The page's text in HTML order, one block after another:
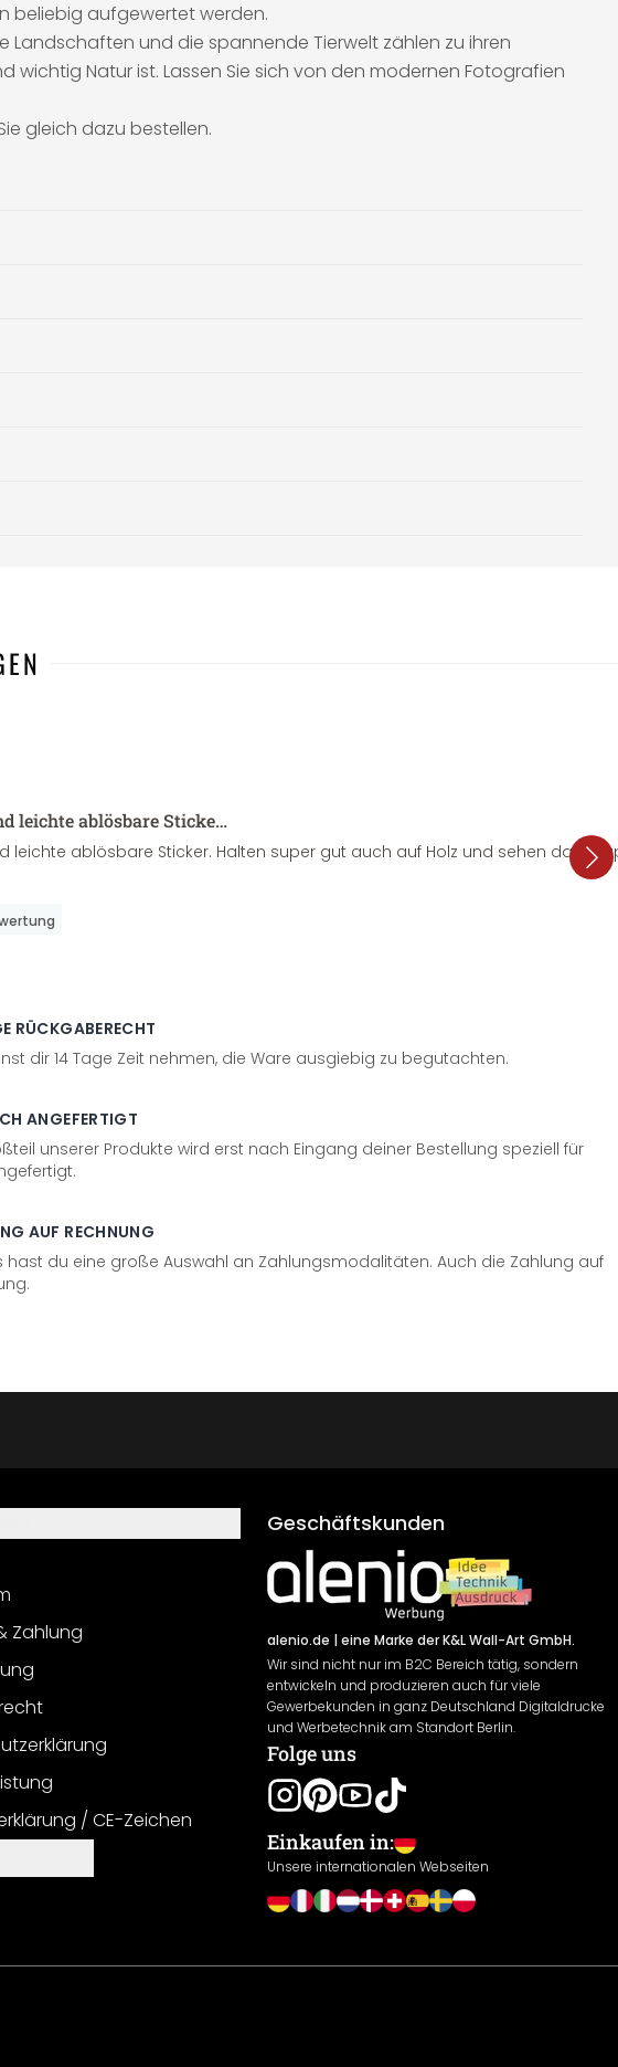
beliebig aufgewertet werden.
Landschaften und die spannende Tierwelt zählen zu ihren
Natur ist. Lassen Sie sich von den modernen Fotografien
gleich dazu bestellen.
leichte ablösbare Sticke…
leichte ablösbare Sticker. Halten super gut auch auf Holz und sehen dazu
RÜCKGABERECHT
dir 14 Tage Zeit nehmen, die Ware ausgiebig zu begutachten.
ANGEFERTIGT
unserer Produkte wird erst nach Eingang deiner Bestellung speziell für
AUF RECHNUNG
hast du eine große Auswahl an Zahlungsmodalitäten. Auch die Zahlung auf
Zahlung
/ CE-Zeichen
Geschäftskunden
alenio.de | eine Marke der K&L Wall-Art GmbH.
Wir sind nicht nur im B2C Bereich tätig, sondern
entwickeln und produzieren auch für viele
Gewerbekunden in ganz Deutschland Digitaldrucke
und Werbetechnik am Standort Berlin.
Folge uns
Einkaufen in:
Unsere internationalen Webseiten